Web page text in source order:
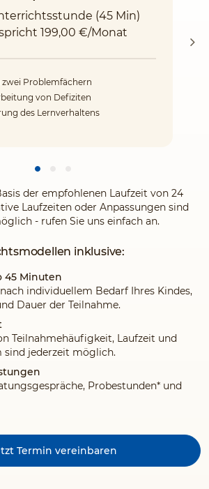
(45 Min)
199,00 €/Monat
zwei Problemfächern
von Defiziten
des Lernverhaltens
der empfohlenen Laufzeit von 24
Laufzeiten oder Anpassungen sind
- rufen Sie uns einfach an.
inklusive:
45 Minuten
individuellem Bedarf Ihres Kindes,
Dauer der Teilnahme.
Teilnahmehäufigkeit, Laufzeit und
jederzeit möglich.
Probestunden* und
Termin vereinbaren